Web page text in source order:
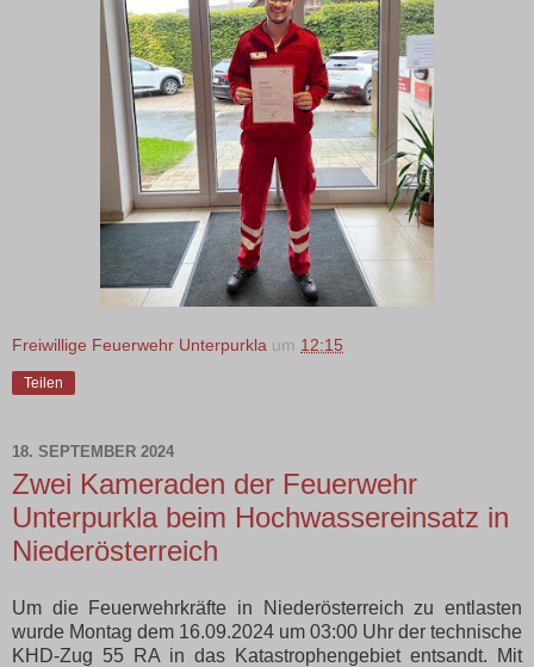
Freiwillige Feuerwehr Unterpurkla um 12:15
Teilen
18. SEPTEMBER 2024
Zwei Kameraden der Feuerwehr
Unterpurkla beim Hochwassereinsatz in
Niederösterreich
Um die Feuerwehrkräfte in Niederösterreich zu entlasten
wurde Montag dem 16.09.2024 um 03:00 Uhr der technische
KHD-Zug 55 RA in das Katastrophengebiet entsandt. Mit